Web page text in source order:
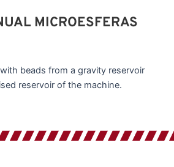
MICROESFERAS
beads from a gravity reservoir
reservoir of the machine.